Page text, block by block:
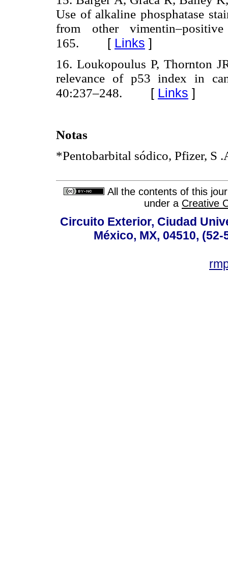
Use of alkaline phosphatase
from other
165. [ Links ]
16. Loukopoulus P, Thornton
relevance of p53 index in
40:237–248. [ Links ]
Notas
*Pentobarbital sódico, Pfizer, S
All the contents of this
under a Creative
Circuito Exterior, Ciudad
México, MX, 04510,